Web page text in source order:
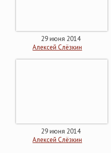
29 июня 2014
Алексей Слёзкин
29 июня 2014
Алексей Слёзкин